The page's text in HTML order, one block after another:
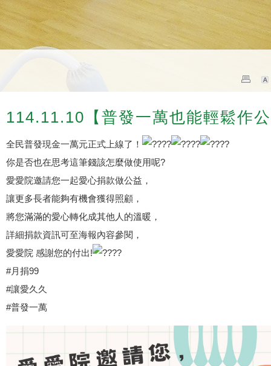
114.11.10【普發一萬也能輕鬆作
全民普發現金一萬元正式上線了！
你是否也在思考這筆錢該怎麼做使用呢?
愛愛院邀請您一起愛心捐款做公益，
讓更多長者能夠有機會獲得照顧，
將您滿滿的愛心轉化成其他人的溫暖，
詳細捐款資訊可至海報內容參閱，
愛愛院 感謝您的付出!
#月捐99
#讓愛久久
#普發一萬